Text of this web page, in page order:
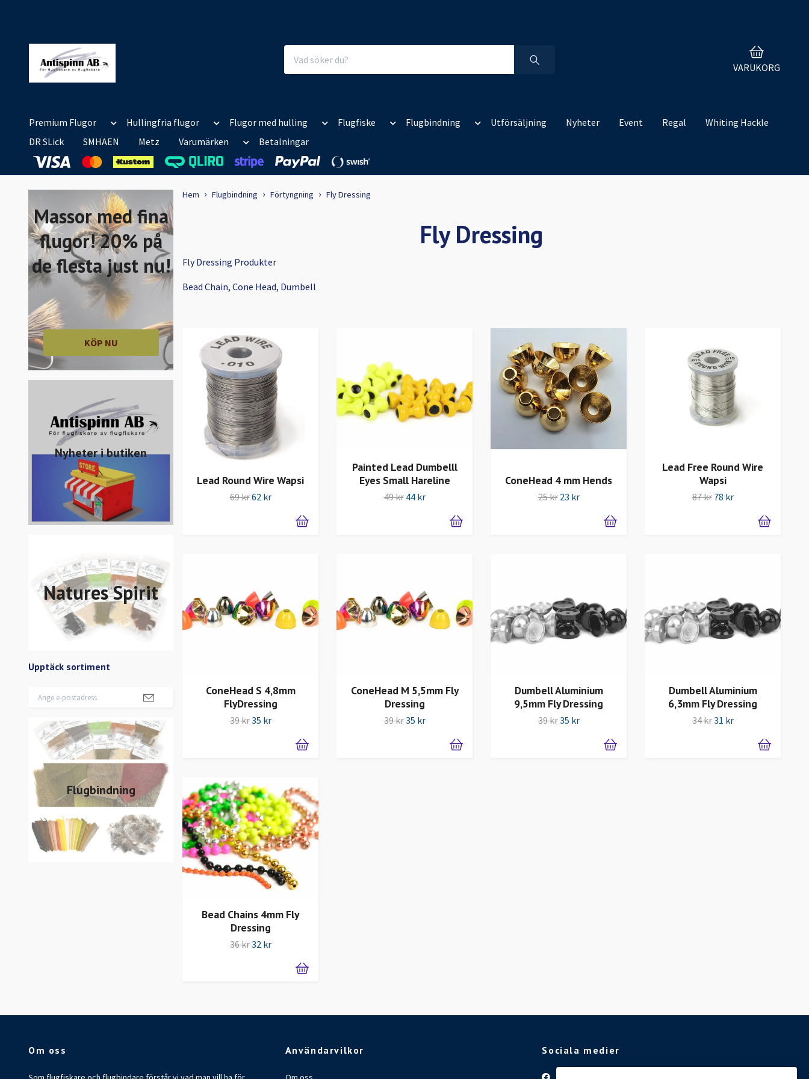
VARUKORG
Premium Flugor Hullingfria flugor Flugor med hulling Flugfiske Flugbindning Utförsäljning Nyheter Event Regal
Whiting Hackle
DR SLick
SMHAEN Metz Varumärken Betalningar
Massor med fina
flugor! 20% på
de flesta just nu!
KÖP NU
Nyheter i butiken
Natures Spirit
Upptäck sortiment
Flugbindning
Hem Flugbindning Förtyngning Fly Dressing
Fly Dressing
Fly Dressing Produkter
Bead Chain, Cone Head, Dumbell
Lead Round Wire Wapsi
69 kr62 kr
Painted Lead Dumbelll
Eyes Small Hareline
49 kr 44 kr
ConeHead 4 mm Hends
25 kr 23 kr
Lead Free Round Wire
Wapsi
87 kr 78 kr
ConeHead S 4,8mm
FlyDressing
39 kr35 kr
ConeHead M 5,5mm Fly
Dressing
39 kr35 kr
Dumbell Aluminium
9,5mm Fly Dressing
39 kr35 kr
Dumbell Aluminium
6,3mm Fly Dressing
34 kr31 kr
Bead Chains 4mm Fly
Dressing
36 kr32 kr
Om oss Användarvilkor Sociala medier